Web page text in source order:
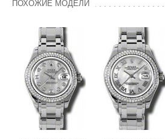
ПОХОЖИЕ МОДЕЛИ